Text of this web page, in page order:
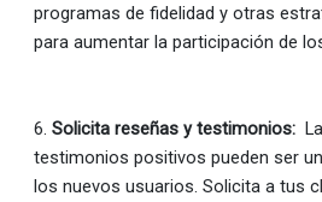
programas de fidelidad y otras
para aumentar la participación de
6.Solicita reseñas y testimonios:
testimonios positivos pueden ser
los nuevos usuarios. Solicita a tus